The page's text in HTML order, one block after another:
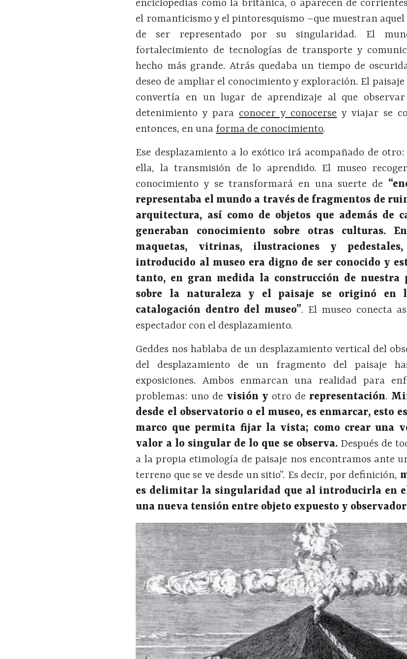
enciclopedias como la británica, o aparecen de
el romanticismo y el pintoresquismo –que muestran
de ser representado por su singularidad. El
fortalecimiento de tecnologías de transporte y
hecho más grande. Atrás quedaba un tiempo de
deseo de ampliar el conocimiento y exploración. El
convertía en un lugar de aprendizaje al que
detenimiento y para conocer y conocerse y viajar se
entonces, en una forma de conocimiento.
Ese desplazamiento a lo exótico irá acompañado de
ella, la transmisión de lo aprendido. El museo
conocimiento y se transformará en una suerte de
representaba el mundo a través de fragmentos de
arquitectura, así como de objetos que además de
generaban conocimiento sobre otras culturas.
maquetas, vitrinas, ilustraciones y
introducido al museo era digno de ser conocido y
tanto, en gran medida la construcción de nuestra
sobre la naturaleza y el paisaje se originó en
catalogación dentro del museo”. El museo conecta
espectador con el desplazamiento.
Geddes nos hablaba de un desplazamiento vertical del
del desplazamiento de un fragmento del paisaje
exposiciones. Ambos enmarcan una realidad para
problemas: uno de visión y otro de representación.
desde el observatorio o el museo, es enmarcar, esto
marco que permita fijar la vista; como crear una
valor a lo singular de lo que se observa.Después de
a la propia etimología de paisaje nos encontramos ante
terreno que se ve desde un sitio”. Es decir, por definición,
es delimitar la singularidad que al introducirla en
una nueva tensión entre objeto expuesto y